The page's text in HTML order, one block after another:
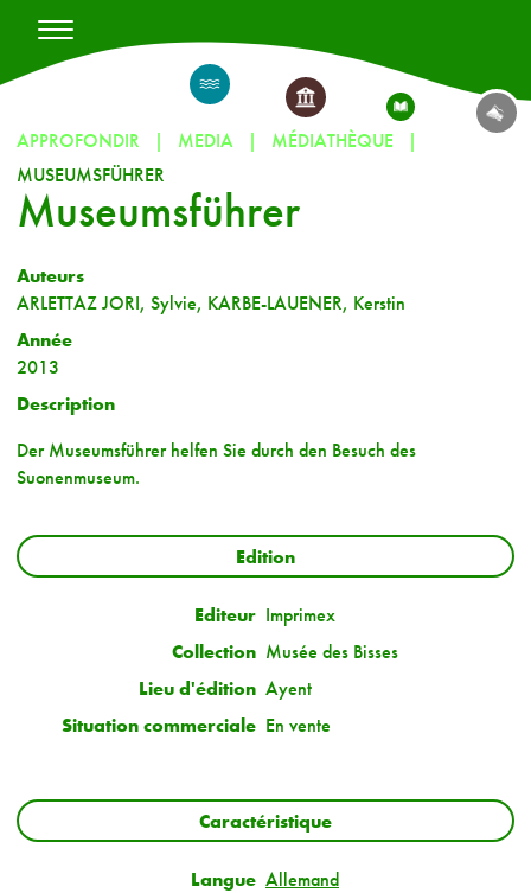
APPROFONDIR MEDIA
MÉDIATHÈQUE
MUSEUMSFÜHRER
Museumsführer
Auteurs
ARLETTAZ JORI, Sylvie, KARBE-LAUENER, Kerstin
Année
2013
Description
Der Museumsführer helfen Sie durch den Besuch des
Suonenmuseum.
Edition
Editeur Imprimex
Collection Musée des Bisses
Lieu d'édition Ayent
Situation commerciale En vente
Caractéristique
Langue Allemand